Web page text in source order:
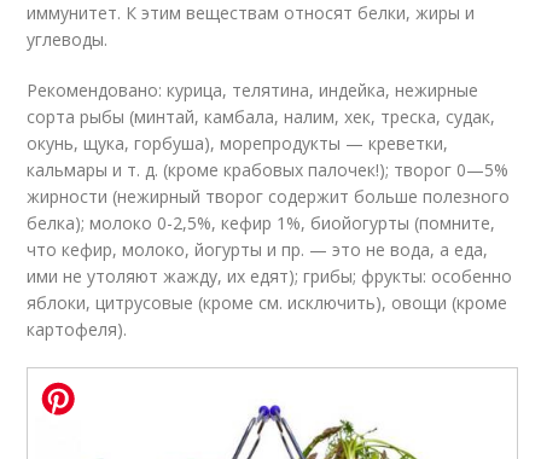
иммунитет. К этим веществам относят белки, жиры и
углеводы.
Рекомендовано: курица, телятина, индейка, нежирные
сорта рыбы (минтай, камбала, налим, хек, треска, судак,
окунь, щука, горбуша), морепродукты — креветки,
кальмары и т. д. (кроме крабовых палочек!); творог 0—5%
жирности (нежирный творог содержит больше полезного
белка); молоко 0-2,5%, кефир 1%, биойогурты (помните,
что кефир, молоко, йогурты и пр. — это не вода, а еда,
ими не утоляют жажду, их едят); грибы; фрукты: особенно
яблоки, цитрусовые (кроме см. исключить), овощи (кроме
картофеля).